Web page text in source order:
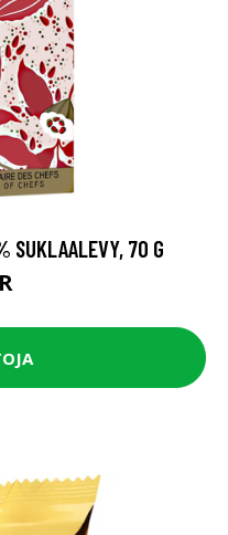
SUKLAALEVY, 70 G